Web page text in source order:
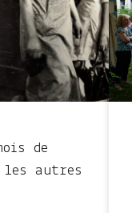
de
les autres